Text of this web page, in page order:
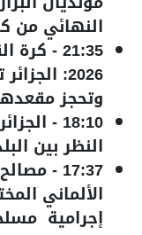
النهائي من
21:35
- كرة
2026:
وتحجز مقعدها
18:10
-
النظر بين
17:37
-
الألماني
إجرامية